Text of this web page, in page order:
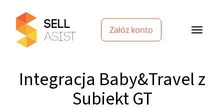
Załóż konto
Integracja Baby&Travel z
Subiekt GT